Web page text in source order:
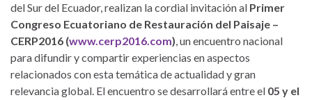
del Sur del Ecuador, realizan la cordial invitación al Primer
Congreso Ecuatoriano de Restauración del Paisaje –
CERP2016 (www.cerp2016.com), un encuentro nacional
para difundir y compartir experiencias en aspectos
relacionados con esta temática de actualidad y gran
relevancia global. El encuentro se desarrollará entre el 05 y el